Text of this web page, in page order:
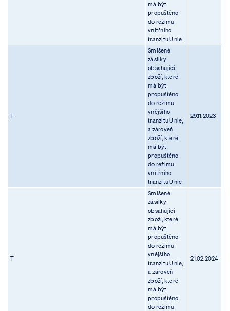
má být
propuštěno
do režimu
vnitřního
tranzitu Unie
T
Smíšené
zásilky
obsahující
zboží, které
má být
propuštěno
do režimu
vnějšího
tranzitu Unie,
a zároveň
zboží, které
má být
propuštěno
do režimu
vnitřního
tranzitu Unie
29.11.2023
T
Smíšené
zásilky
obsahující
zboží, které
má být
propuštěno
do režimu
vnějšího
tranzitu Unie,
a zároveň
zboží, které
má být
propuštěno
do režimu
21.02.2024